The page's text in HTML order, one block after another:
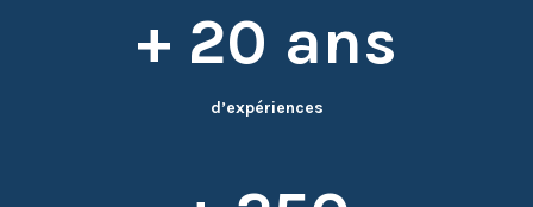
+ 20 ans
d’expériences